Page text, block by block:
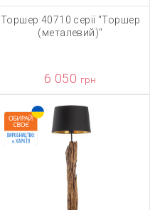
Торшер 40710 серії "Торшер
(металевий)"
6 050 грн